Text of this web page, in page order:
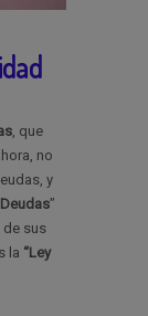
, que
no
y
Deudas”
de sus
la “Ley